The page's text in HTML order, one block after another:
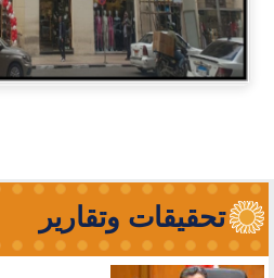
تحقيقات وتقارير